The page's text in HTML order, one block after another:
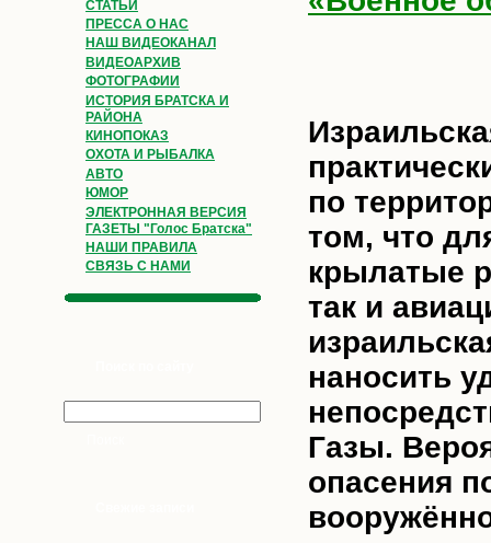
СТАТЬИ
ПРЕССА О НАС
НАШ ВИДЕОКАНАЛ
ВИДЕОАРХИВ
ФОТОГРАФИИ
ИСТОРИЯ БРАТСКА И
РАЙОНА
КИНОПОКАЗ
ОХОТА И РЫБАЛКА
АВТО
ЮМОР
ЭЛЕКТРОННАЯ ВЕРСИЯ
ГАЗЕТЫ "Голос Братска"
НАШИ ПРАВИЛА
СВЯЗЬ С НАМИ
по
том, что
крылатые
так и
наносить
Газы.
опасения